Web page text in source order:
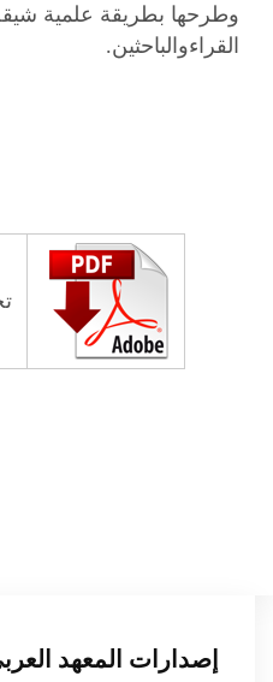
وطرحها بطريقة علمية
القراءوالباحثين.
إصدارات المعهد